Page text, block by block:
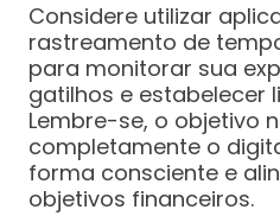
Considere utilizar
rastreamento de
para monitorar sua
gatilhos e estabelecer
Lembre-se, o objetivo
completamente o
forma consciente e
objetivos financeiros.